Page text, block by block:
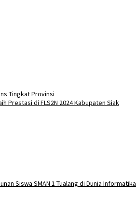
Tingkat Provinsi
Prestasi di FLS2N 2024 Kabupaten Siak
Siswa SMAN 1 Tualang di Dunia Informatika